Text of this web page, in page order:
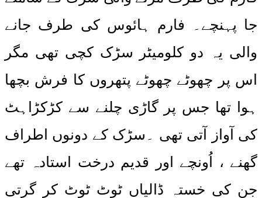
جا پہنچے۔ فارم ہائوس کی طرف جانے
والی یہ دو کلومیٹر سڑک کچی تھی مگر
اس پر چھوٹے چھوٹے پتھروں کا فرش بچھا
ہوا تھا جس پر گاڑی چلنے سے کڑکڑاہٹ
کی آواز آتی تھی ۔سڑک کے دونوں اطراف
گھنے ، اُونچے اور قدیم درخت استادہ تھے
جن کی خستہ ڈالیاں ٹوٹ ٹوٹ کر گرتی